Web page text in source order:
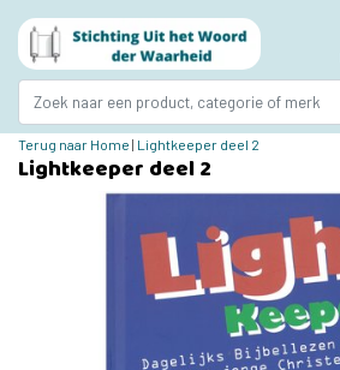
Terug naar Home | Lightkeeper deel 2
Lightkeeper deel 2